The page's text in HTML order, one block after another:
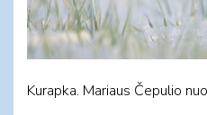
Kurapka. Mariaus Čepulio